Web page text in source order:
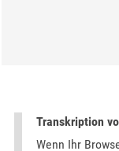
Transkription
Wenn Ihr